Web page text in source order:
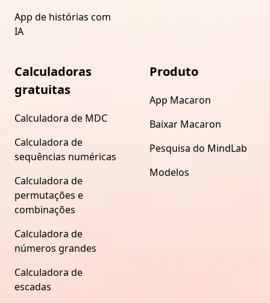
App de histórias com
IA
Calculadoras
gratuitas
Calculadora de MDC
Calculadora de
sequências numéricas
Calculadora de
permutações e
combinações
Calculadora de
números grandes
Calculadora de
escadas
Produto
App Macaron
Baixar Macaron
Pesquisa do MindLab
Modelos